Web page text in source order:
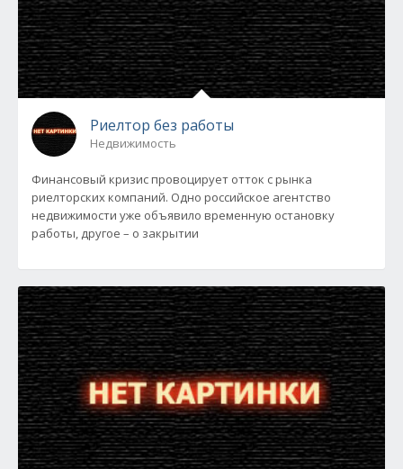
Риелтор без работы
Недвижимость
Финансовый кризис провоцирует отток с рынка
риелторских компаний. Одно российское агентство
недвижимости уже объявило временную остановку
работы, другое – о закрытии